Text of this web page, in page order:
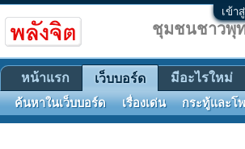
เข้า
ชุมชนชาวพุ
หน้าแรก เว็บบอร์ด
ค้นหาในเว็บบอร์ด เรื่องเด่น กระทู้และโ
มีอะไรใหม่